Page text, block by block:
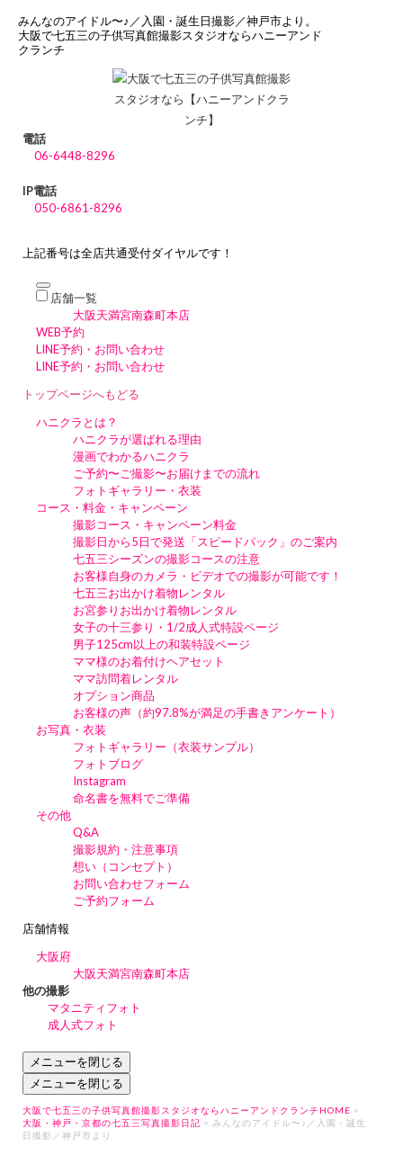
みんなのアイドル〜♪／入園・誕生日撮影／神戸市より。
大阪で七五三の子供写真館撮影スタジオならハニーアンド
クランチ
電話
06-6448-8296
IP電話
050-6861-8296
上記番号は全店共通受付ダイヤルです！
店舗一覧
大阪天満宮南森町本店
WEB予約
LINE予約・お問い合わせ
LINE予約・お問い合わせ
トップページへもどる
ハニクラとは？
ハニクラが選ばれる理由
漫画でわかるハニクラ
ご予約〜ご撮影〜お届けまでの流れ
フォトギャラリー・衣装
コース・料金・キャンペーン
撮影コース・キャンペーン料金
撮影日から5日で発送「スピードパック」のご案内
七五三シーズンの撮影コースの注意
お客様自身のカメラ・ビデオでの撮影が可能です！
七五三お出かけ着物レンタル
お宮参りお出かけ着物レンタル
女子の十三参り・1/2成人式特設ページ
男子125cm以上の和装特設ページ
ママ様のお着付けヘアセット
ママ訪問着レンタル
オプション商品
お客様の声（約97.8%が満足の手書きアンケート）
お写真・衣装
フォトギャラリー（衣装サンプル）
フォトブログ
Instagram
命名書を無料でご準備
その他
Q&A
撮影規約・注意事項
想い（コンセプト）
お問い合わせフォーム
ご予約フォーム
店舗情報
大阪府
大阪天満宮南森町本店
他の撮影
マタニティフォト
成人式フォト
メニューを閉じる
メニューを閉じる
大阪で七五三の子供写真館撮影スタジオならハニーアンドクランチHOME >
大阪・神戸・京都の七五三写真撮影日記 > みんなのアイドル〜♪／入園・誕生
日撮影／神戸市より